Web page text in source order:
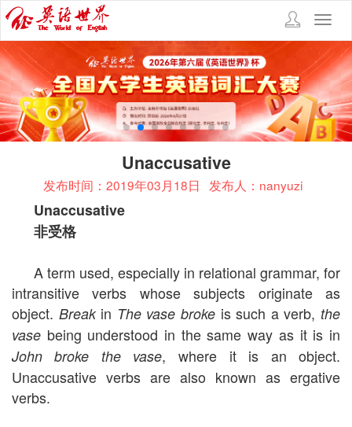
Unaccusative
发布时间：2019年03月18日 发布人：nanyuzi
Unaccusative
非受格
A term used, especially in relational grammar, for
intransitive verbs whose subjects originate as
object. Breakin The vase broke is such a verb, the
vasebeing understood in the same way as it is in
John broke the vase, where it is an object.
Unaccusative verbs are also known as ergative
verbs.